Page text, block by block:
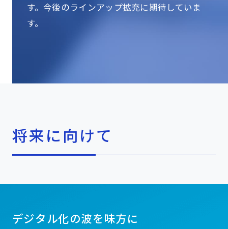
す。今後のラインアップ拡充に期待していま
す。
将来に向けて
デジタル化の波を味方に